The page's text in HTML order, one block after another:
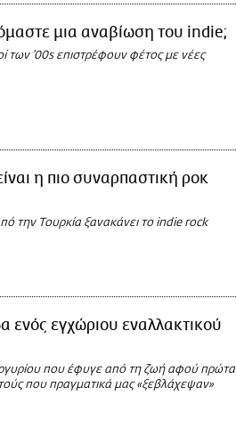
μια αναβίωση του indie;
των ’00s επιστρέφουν φέτος με νέες
η πιο συναρπαστική ροκ
την Τουρκία ξανακάνει το indie rock
ενός εγχώριου εναλλακτικού
που έφυγε από τη ζωή αφού πρώτα
που πραγματικά μας «ξεβλάχεψαν»